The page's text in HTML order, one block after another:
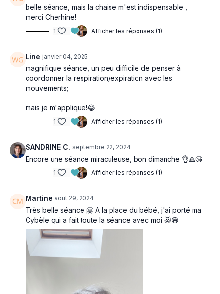
belle séance, mais la chaise m'est indispensable ,
merci Cherhine!
1 Afficher les réponses (1)
Line janvier 04, 2025
magnifique séance, un peu difficile de penser à
coordonner la respiration/expiration avec les
mouvements;
mais je m'applique!😂
1 Afficher les réponses (1)
SANDRINE C. septembre 22, 2024
Encore une séance miraculeuse, bon dimanche 👌🙏😘
1 Afficher les réponses (1)
Martine août 29, 2024
Très belle séance 🤗 A la place du bébé, j'ai porté ma
Cybèle qui a fait toute la séance avec moi 😻😄